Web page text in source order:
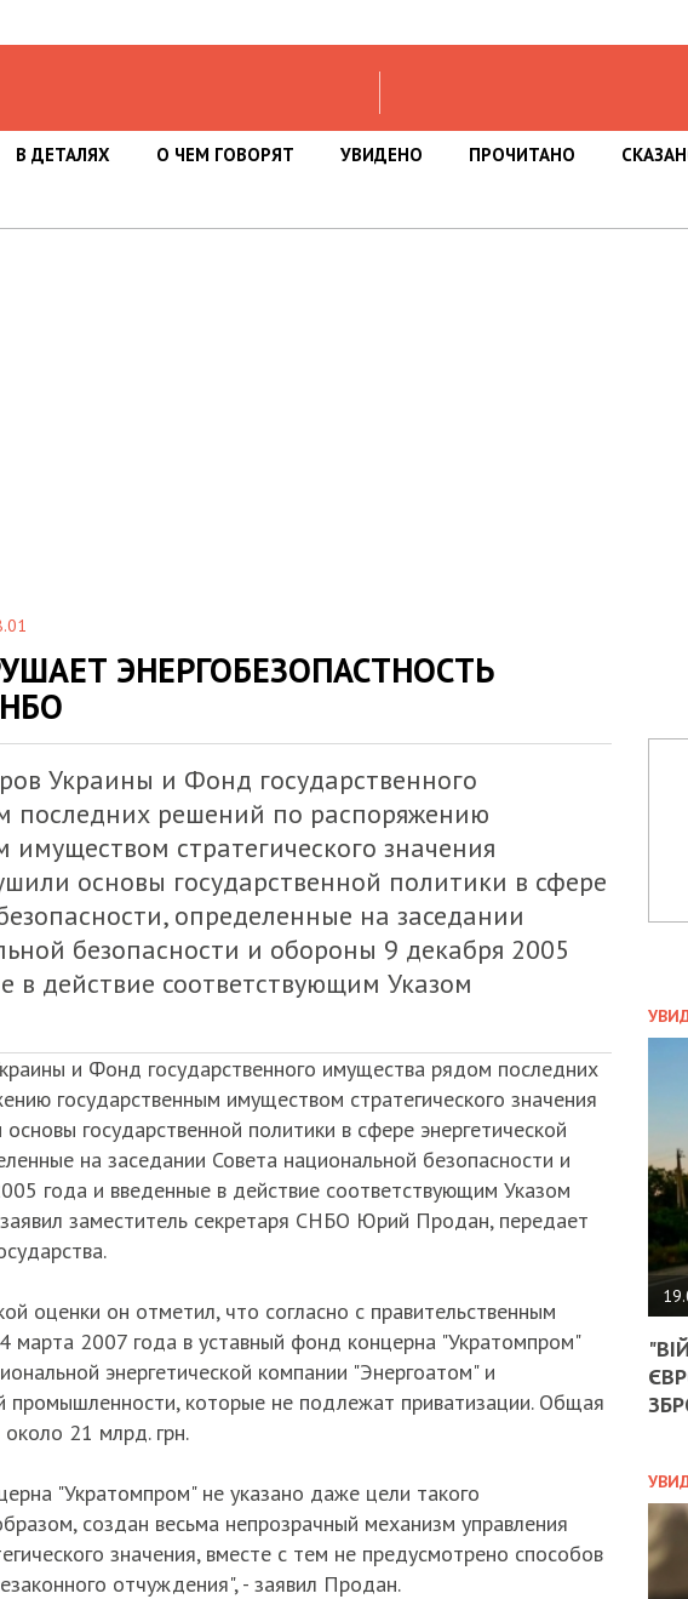
В ДЕТАЛЯХ О ЧЕМ ГОВОРЯТ УВИДЕНО ПРОЧИТАНО
ЭНЕРГОБЕЗОПАСТНОСТЬ
Украины и Фонд государственного
последних решений по распоряжению
имуществом стратегического значения
основы государственной политики в сфере
определенные на заседании
безопасности и обороны 9 декабря 2005
в действие соответствующим Указом
и Фонд государственного имущества рядом последних
государственным имуществом стратегического значения
государственной политики в сфере энергетической
на заседании Совета национальной безопасности и
года и введенные в действие соответствующим Указом
заместитель секретаря СНБО Юрий Продан, передает
оценки он отметил, что согласно с правительственным
марта 2007 года в уставный фонд концерна "Укратомпром"
энергетической компании "Энергоатом" и
промышленности, которые не подлежат приватизации. Общая
21 млрд. грн.
"Укратомпром" не указано даже цели такого
создан весьма непрозрачный механизм управления
значения, вместе с тем не предусмотрено способов
отчуждения", - заявил Продан.
НА